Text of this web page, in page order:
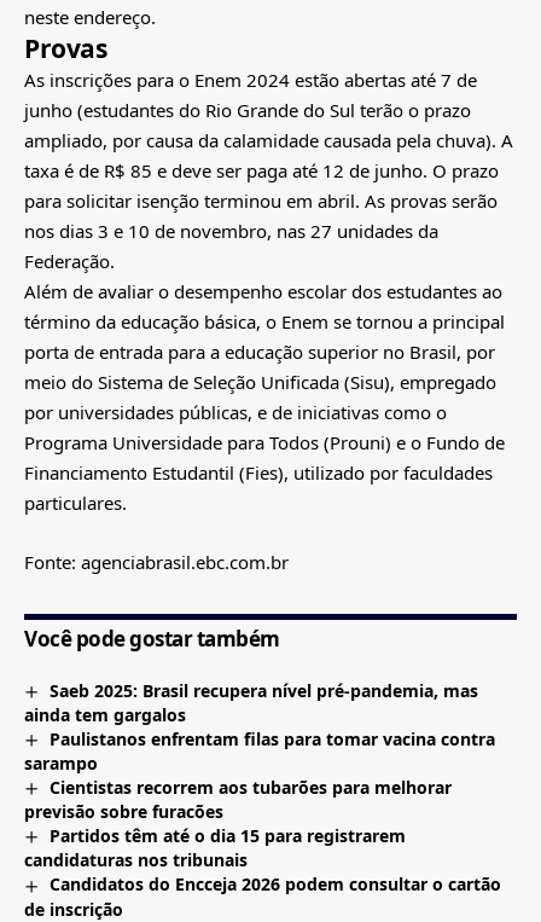
neste endereço.
Provas
As inscrições para o Enem 2024 estão abertas até 7 de
junho (estudantes do Rio Grande do Sul terão o prazo
ampliado, por causa da calamidade causada pela chuva). A
taxa é de R$ 85 e deve ser paga até 12 de junho. O prazo
para solicitar isenção terminou em abril. As provas serão
nos dias 3 e 10 de novembro, nas 27 unidades da
Federação.
Além de avaliar o desempenho escolar dos estudantes ao
término da educação básica, o Enem se tornou a principal
porta de entrada para a educação superior no Brasil, por
meio do Sistema de Seleção Unificada (Sisu), empregado
por universidades públicas, e de iniciativas como o
Programa Universidade para Todos (Prouni) e o Fundo de
Financiamento Estudantil (Fies), utilizado por faculdades
particulares.
Fonte: agenciabrasil.ebc.com.br
Você pode gostar também
Saeb 2025: Brasil recupera nível pré-pandemia, mas
ainda tem gargalos
Paulistanos enfrentam filas para tomar vacina contra
sarampo
Cientistas recorrem aos tubarões para melhorar
previsão sobre furacões
Partidos têm até o dia 15 para registrarem
candidaturas nos tribunais
Candidatos do Encceja 2026 podem consultar o cartão
de inscrição